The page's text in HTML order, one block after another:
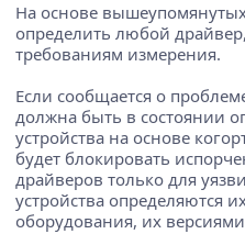
На основе
определить любой
требованиям измерения.
Если сообщается о
должна быть в состоянии
устройства на основе
будет блокировать
драйверов только для
устройства определяются
оборудования, их